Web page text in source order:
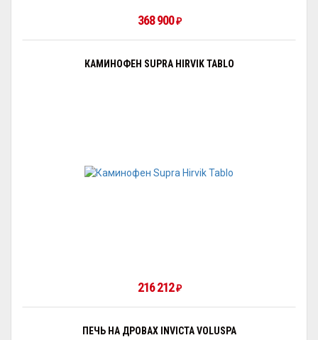
368 900₽
КАМИНОФЕН SUPRA HIRVIK TABLO
216 212₽
ПЕЧЬ НА ДРОВАХ INVICTA VOLUSPA